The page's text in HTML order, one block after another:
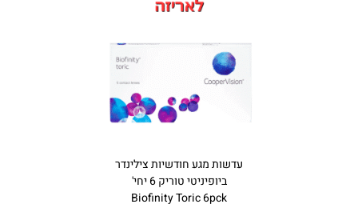
עדשות מגע חודשיות צילינדר
ביופיניטי טוריק 6 יחי'
Biofinity Toric 6pck